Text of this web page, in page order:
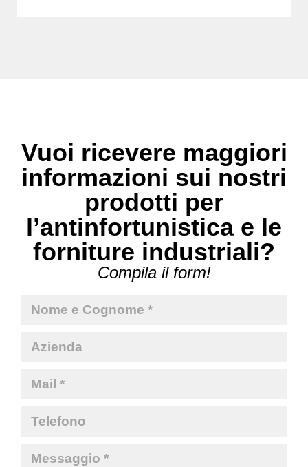
Vuoi ricevere maggiori
informazioni sui nostri
prodotti per
l’antinfortunistica e le
forniture industriali?
Compila il form!